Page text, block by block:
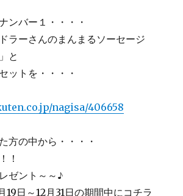
ンバー１・・・・
ラーさんのまんまるソーセージ
と
ットを・・・・
nagisa/406658
方の中から・・・・
！
ゼント～～♪
～12月31日の期間中にコチラ